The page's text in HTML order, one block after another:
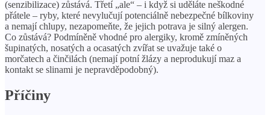
(senzibilizace) zůstává. Třetí „ale“ – i když si uděláte neškodné
přátele – ryby, které nevylučují potenciálně nebezpečné bílkoviny
a nemají chlupy, nezapomeňte, že jejich potrava je silný alergen.
Co zůstává? Podmíněně vhodné pro alergiky, kromě zmíněných
šupinatých, nosatých a ocasatých zvířat se uvažuje také o
morčatech a činčilách (nemají potní žlázy a neprodukují maz a
kontakt se slinami je nepravděpodobný).
Příčiny